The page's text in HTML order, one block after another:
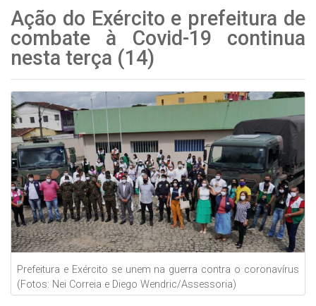
Ação do Exército e prefeitura de
combate à Covid-19 continua
nesta terça (14)
Prefeitura e Exército se unem na guerra contra o coronavírus
(Fotos: Nei Correia e Diego Wendric/Assessoria)